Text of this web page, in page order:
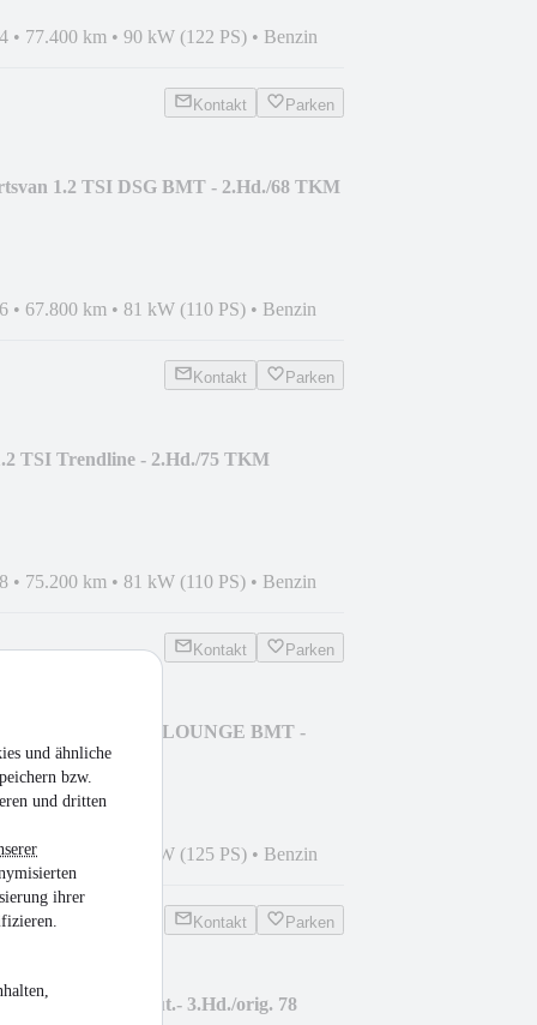
und ähnliche
bzw.
und dritten
ihrer
• 77.400 km • 90 kW (122 PS) • Benzin
Kontakt Parken
1.2 TSI DSG BMT - 2.Hd./68 TKM
• 67.800 km • 81 kW (110 PS) • Benzin
Kontakt Parken
TSI Trendline - 2.Hd./75 TKM
• 75.200 km • 81 kW (110 PS) • Benzin
Kontakt Parken
1.4 TSI DSG LOUNGE BMT -
•59.455 km 92 kW (125 PS) • Benzin
Kontakt Parken
Tourer Edit. Aut.- 3.Hd./orig. 78